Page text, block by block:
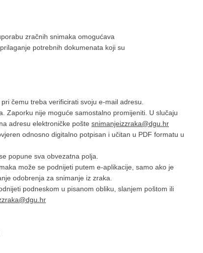
zračnih snimaka omogućava
potrebnih dokumenata koji su
čemu treba verificirati svoju e-mail adresu.
Zaporku nije moguće samostalno promijeniti. U slučaju
adresu elektroničke pošte snimanjeizzraka@dgu.hr
odnosno digitalno potpisan i učitan u PDF formatu u
popune sva obvezatna polja.
može se podnijeti putem e-aplikacije, samo ako je
odobrenja za snimanje iz zraka.
podneskom u pisanom obliku, slanjem poštom ili